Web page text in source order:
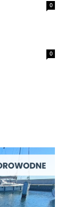
0
0